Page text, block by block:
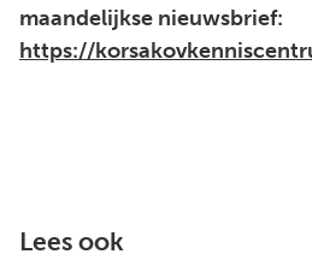
maandelijkse nieuwsbrief:
https://
Lees ook